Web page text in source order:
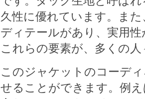
久性に優れています。ま
ディテールがあり、実用
これらの要素が、多くの
このジャケットのコーデ
せることができます。例